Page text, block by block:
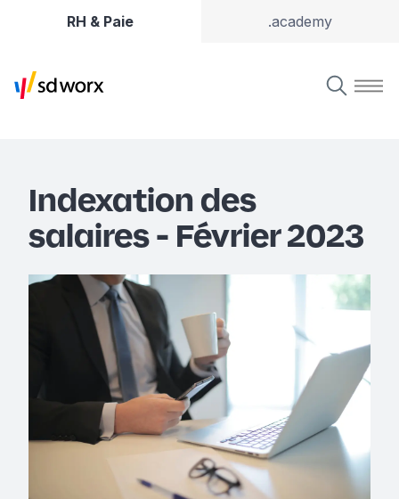
RH & Paie .academy
Indexation des
salaires - Février 2023